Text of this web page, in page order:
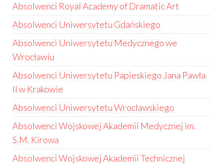
Absolwenci Royal Academy of Dramatic Art
Absolwenci Uniwersytetu Gdańskiego
Absolwenci Uniwersytetu Medycznego we
Wrocławiu
Absolwenci Uniwersytetu Papieskiego Jana Pawła
II w Krakowie
Absolwenci Uniwersytetu Wrocławskiego
Absolwenci Wojskowej Akademii Medycznej im.
S.M. Kirowa
Absolwenci Wojskowej Akademii Technicznej